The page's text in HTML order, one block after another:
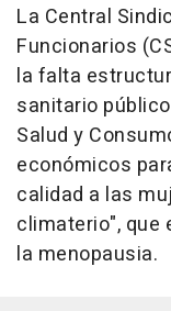
La Central
Funcionarios
la falta
sanitario
Salud y
económicos
calidad a las
climaterio", que
la menopausia.